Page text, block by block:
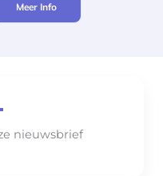
Meer Info
nieuwsbrief